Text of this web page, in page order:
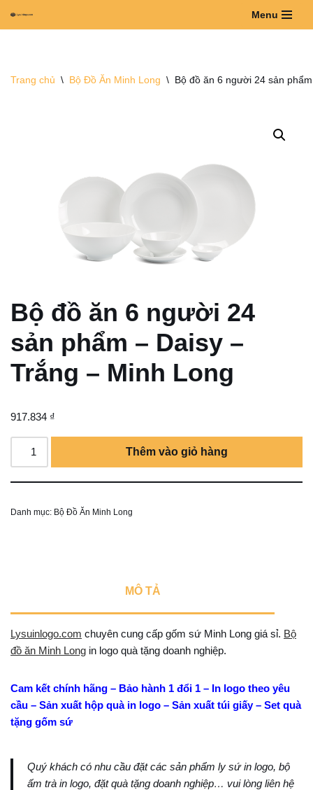
dung
Menu
Trang chủ \ Bộ Đồ Ăn Minh Long \ Bộ đồ ăn 6 người 24 sản
Bộ đồ ăn 6 người 24
sản phẩm – Daisy –
Trắng – Minh Long
917.834 ₫
Thêm vào giỏ hàng
Danh mục: Bộ Đồ Ăn Minh Long
MÔ TẢ
Lysuinlogo.com chuyên cung cấp gốm sứ Minh Long giá sỉ. Bộ
đồ ăn Minh Long in logo quà tặng doanh nghiệp.
Cam kết chính hãng – Bảo hành 1 đổi 1 – In logo theo yêu
cầu – Sản xuất hộp quà in logo – Sản xuất túi giấy – Set quà
tặng gốm sứ
Quý khách có nhu cầu đặt các sản phẩm ly sứ in logo, bộ
ấm trà in logo, đặt quà tặng doanh nghiệp… vui lòng liên hệ